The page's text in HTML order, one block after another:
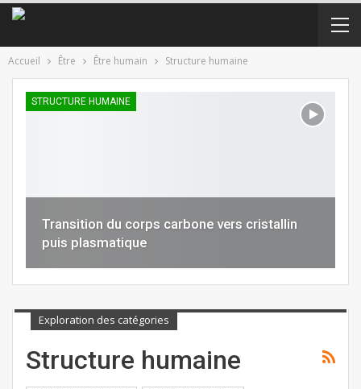
Accueil Être Être humain Structure humaine
STRUCTURE HUMAINE
Transition du corps carbone vers cristallin
puis plasmatique
Exploration des catégories
Structure humaine